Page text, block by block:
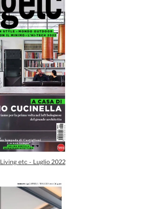
Living etc - Luglio 2022